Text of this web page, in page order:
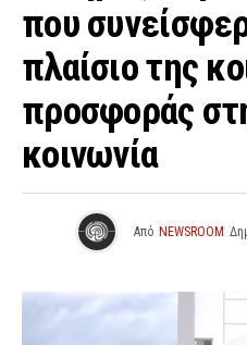
που
πλαίσιο της
προσφοράς
κοινωνία
Από NEWSROOM